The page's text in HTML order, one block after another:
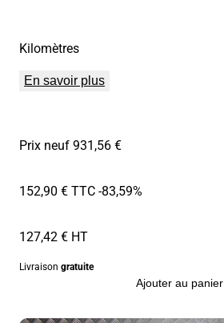
Kilomètres
En savoir plus
Prix neuf 931,56 €
152,90 € TTC-83,59%
127,42 € HT
Livraison gratuite
Ajouter au panier